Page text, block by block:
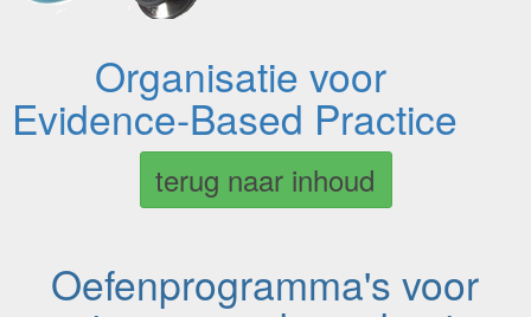
Organisatie voor
Evidence-Based Practice
terug naar inhoud
Oefenprogramma's voor